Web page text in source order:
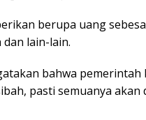
k er
berupa uang
lain-lain.
bahwa
pasti semuanya